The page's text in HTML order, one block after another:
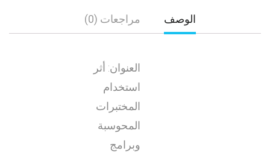
الوصف مراجعات (0)
العنوان: أثر
استخدام
المختبرات
المحوسبة
وبرامج